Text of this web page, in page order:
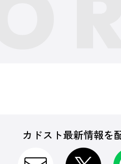
カドスト最新情報を